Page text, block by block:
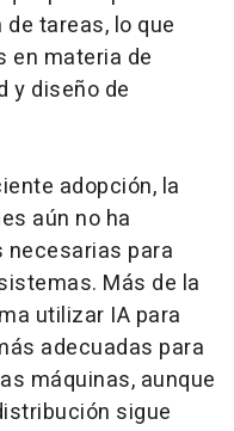
tareas, lo que
en materia de
y diseño de
adopción, la
aún no ha
para
Más de la
utilizar IA para
adecuadas para
máquinas, aunque
sigue